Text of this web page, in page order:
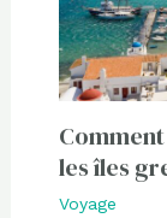
les îles
Voyage